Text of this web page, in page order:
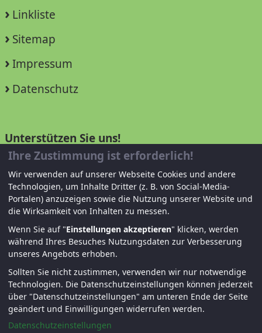
Linkliste
Sitemap
Impressum
Datenschutz
Unterstützen Sie uns!
Mitglied werden
Spenden und helfen
© KJF Regensburg – Alle Rechte vorbehalten. |
Fernwartung|Anmelden
Ihre Zustimmung ist erforderlich!
Wir verwenden auf unserer Webseite Cookies und andere
Technologien, um Inhalte Dritter (z. B. von Social-Media-
Portalen) anzuzeigen sowie die Nutzung unserer Website und
die Wirksamkeit von Inhalten zu messen.
Wenn Sie auf "Einstellungen akzeptieren" klicken, werden
während Ihres Besuches Nutzungsdaten zur Verbesserung
unseres Angebots erhoben.
Sollten Sie nicht zustimmen, verwenden wir nur notwendige
Technologien. Die Datenschutzeinstellungen können jederzeit
über "Datenschutzeinstellungen" am unteren Ende der Seite
geändert und Einwilligungen widerrufen werden.
Datenschutzeinstellungen